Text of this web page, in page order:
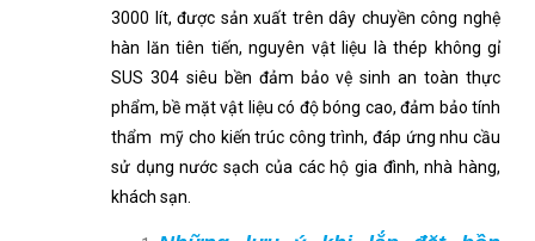
3000 lít, được sản xuất trên dây chuyền công nghệ
hàn lăn tiên tiến, nguyên vật liệu là thép không gỉ
SUS 304 siêu bền đảm bảo vệ sinh an toàn thực
phẩm, bề mặt vật liệu có độ bóng cao, đảm bảo tính
thẩm mỹ cho kiến trúc công trình, đáp ứng nhu cầu
sử dụng nước sạch của các hộ gia đình, nhà hàng,
khách sạn.